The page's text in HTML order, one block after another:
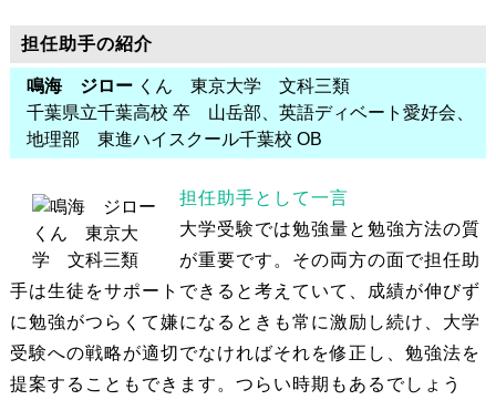
担任助手の紹介
鳴海 ジローくん 東京大学 文科三類
千葉県立千葉高校 卒 山岳部、英語ディベート愛好会、
地理部 東進ハイスクール千葉校 OB
担任助手として一言
大学受験では勉強量と勉強方法の質
が重要です。その両方の面で担任助
手は生徒をサポートできると考えていて、成績が伸びず
に勉強がつらくて嫌になるときも常に激励し続け、大学
受験への戦略が適切でなければそれを修正し、勉強法を
提案することもできます。つらい時期もあるでしょう